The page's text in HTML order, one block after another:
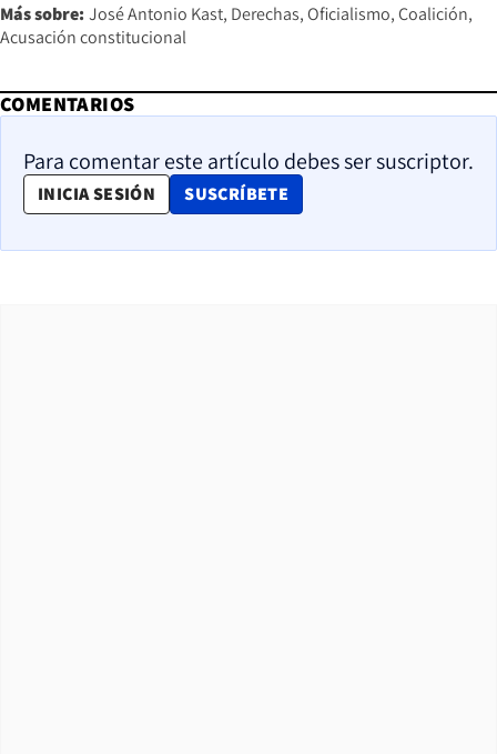
Más sobre: José Antonio Kast Derechas Oficialismo Coalición
Acusación constitucional
COMENTARIOS
Para comentar este artículo debes ser suscriptor.
INICIA SESIÓN SUSCRÍBETE
OPENS IN NEW WINDOW